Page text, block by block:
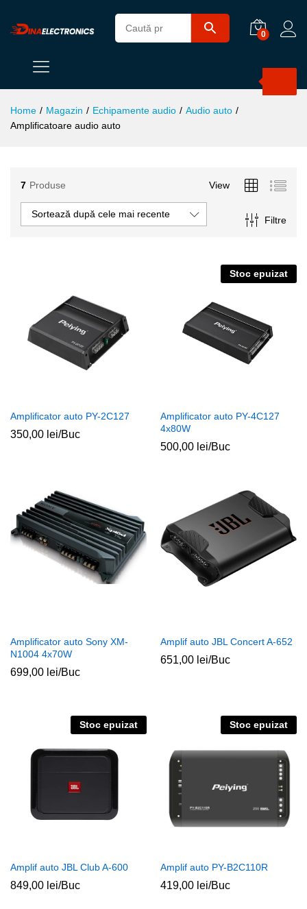
0
Home / Magazin / Echipamente audio / Audio auto /
Amplificatoare audio auto
7 Produse View
Filtre
Sortează după cele mai recente
Amplificator auto PY-2C127
350,00 lei/Buc
Stoc epuizat
Amplificator auto PY-4C127
4x80W
500,00 lei/Buc
Amplificator auto Sony XM-
N1004 4x70W
699,00 lei/Buc
Amplif auto JBL Concert A-652
651,00 lei/Buc
Stoc epuizat
Amplif auto JBL Club A-600
849,00 lei/Buc
Stoc epuizat
Amplif auto PY-B2C110R
419,00 lei/Buc